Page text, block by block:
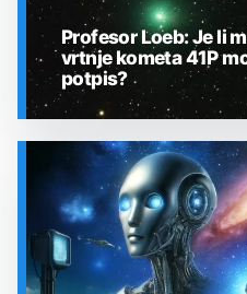
SVEMIR
Profesor Loeb: Je li
vrtnje kometa 41P
potpis?